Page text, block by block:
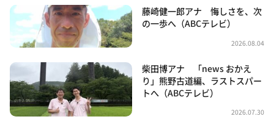
藤崎健一郎アナ 悔しさを、次
の一歩へ（ABCテレビ）
2026.08.04
柴田博アナ 「news おかえ
り」熊野古道編、ラストスパー
トへ（ABCテレビ）
2026.07.30